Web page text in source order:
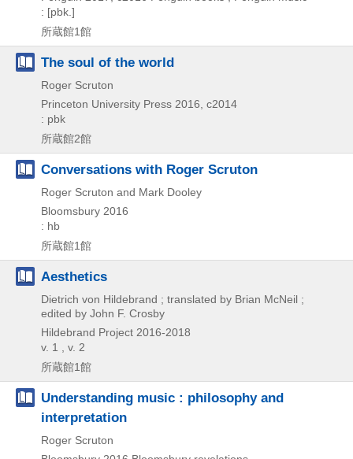
: [pbk.]
所蔵館1館
The soul of the world
Roger Scruton
Princeton University Press 2016, c2014
: pbk
所蔵館2館
Conversations with Roger Scruton
Roger Scruton and Mark Dooley
Bloomsbury 2016
: hb
所蔵館1館
Aesthetics
Dietrich von Hildebrand ; translated by Brian McNeil ;
edited by John F. Crosby
Hildebrand Project 2016-2018
v. 1 , v. 2
所蔵館1館
Understanding music : philosophy and
interpretation
Roger Scruton